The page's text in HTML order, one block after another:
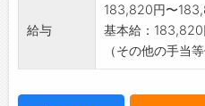
給与
183,820円〜
基本給：
（その他の手当